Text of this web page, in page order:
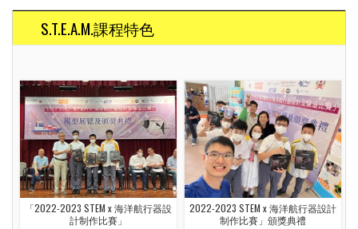
S.T.E.A.M.課程特色
「2022-2023 STEM x 海洋航行器設
計制作比賽」
2022-2023 STEM x 海洋航行器設計
制作比賽」頒獎典禮